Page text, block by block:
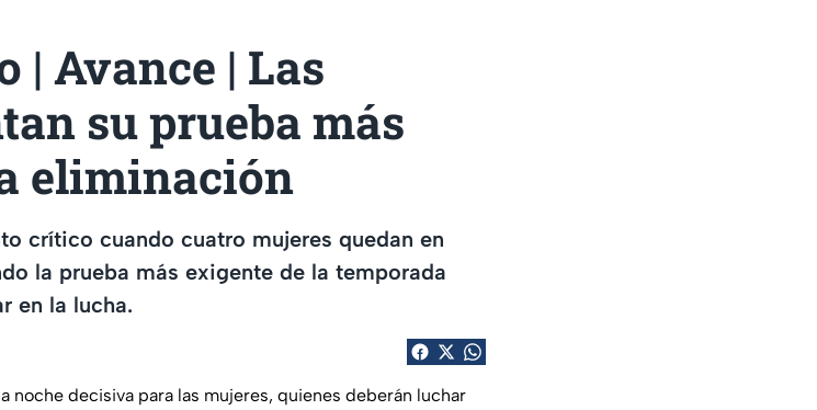
Avance | Las
su prueba más
eliminación
crítico cuando cuatro mujeres quedan en
la prueba más exigente de la temporada
en la lucha.
noche decisiva para las mujeres, quienes deberán luchar